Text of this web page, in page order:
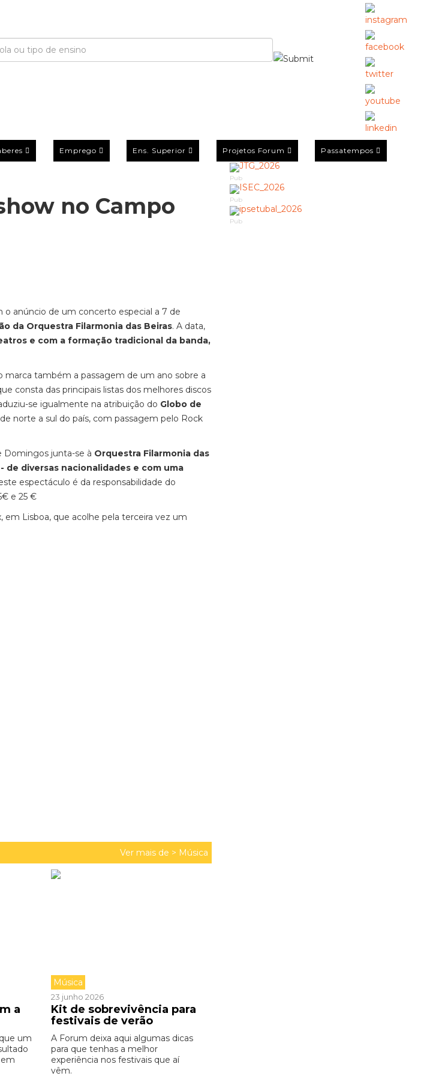
Emprego Ens. Superior Projetos Forum Passatempos
no Campo
anúncio de um concerto especial a 7 de
da Orquestra Filarmonia das Beiras. A data,
e com a formação tradicional da banda,
também a passagem de um ano sobre a
consta das principais listas dos melhores discos
se igualmente na atribuição do Globo de
norte a sul do país, com passagem pelo Rock
Domingos junta-se à Orquestra Filarmonia das
de diversas nacionalidades e com uma
espectáculo é da responsabilidade do
e 25 €
em Lisboa, que acolhe pela terceira vez um
Ver mais de > Música
a
um
Música
23 junho 2026
Kit de sobrevivência para
festivais de verão
A Forum deixa aqui algumas dicas
para que tenhas a melhor
experiência nos festivais que aí
vêm.
Pub
Pub
Pub